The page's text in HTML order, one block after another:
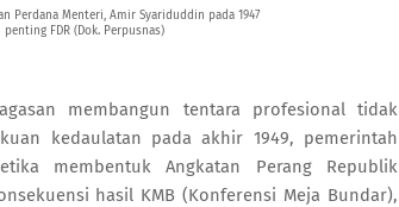
Perdana Menteri, Amir Syariduddin pada 1947
FDR (Dok. Perpusnas)
membangun tentara profesional tidak
kedaulatan pada akhir 1949, pemerintah
membentuk Angkatan Perang Republik
hasil KMB (Konferensi Meja Bundar),